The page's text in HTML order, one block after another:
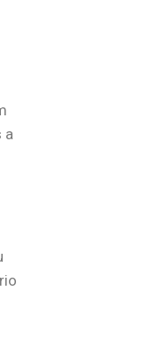
a